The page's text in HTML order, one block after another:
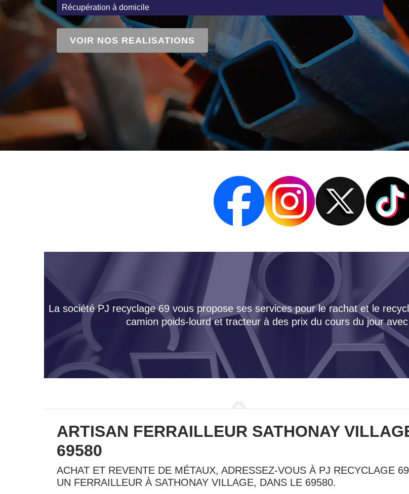
Récupération à domicile
VOIR NOS REALISATIONS
La société PJ recyclage 69 vous propose ses services pour le rachat et le
camion poids-lourd et tracteur à des prix du cours du jour
ARTISAN FERRAILLEUR SATHONAY
69580
ACHAT ET REVENTE DE MÉTAUX, ADRESSEZ-VOUS À PJ RECYCLAGE
UN FERRAILLEUR À SATHONAY VILLAGE, DANS LE 69580.